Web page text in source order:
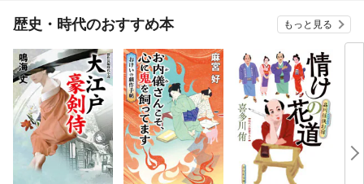
歴史・時代のおすすめ本 もっと見る